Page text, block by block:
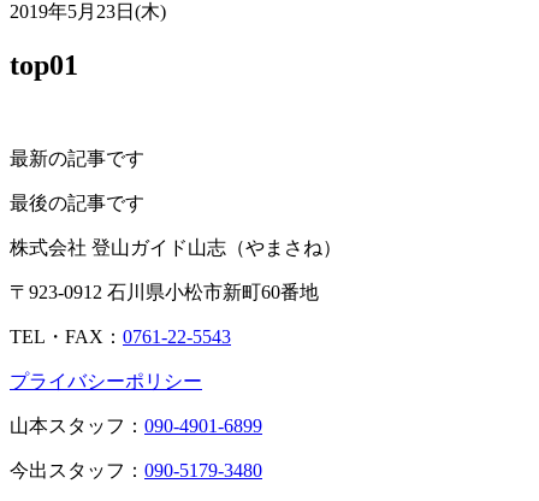
2019年5月23日(木)
top01
最新の記事です
最後の記事です
株式会社 登山ガイド山志（やまさね）
〒923-0912 石川県小松市新町60番地
TEL・FAX： 0761-22-5543
プライバシーポリシー
山本スタッフ： 090-4901-6899
今出スタッフ： 090-5179-3480